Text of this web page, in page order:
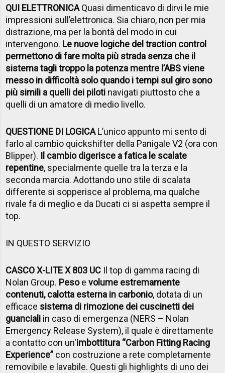
QUI ELETTRONICAQuasi dimenticavo di dirvi le mie
impressioni sull’elettronica. Sia chiaro, non per mia
distrazione, ma per la bontà del modo in cui
intervengono. Le nuove logiche del traction control
permettono di fare molta più strada senza che il
sistema tagli troppo la potenza mentre l’ABS viene
messo in difficoltà solo quando i tempi sul giro sono
più simili a quelli dei piloti navigati piuttosto che a
quelli di un amatore di medio livello.
QUESTIONE DI LOGICAL’unico appunto mi sento di
farlo al cambio quickshifter della Panigale V2 (ora con
Blipper). Il cambio digerisce a fatica le scalate
repentine, specialmente quelle tra la terza e la
seconda marcia. Adottando uno stile di scalata
differente si sopperisce al problema, ma qualche
rivale fa di meglio e da Ducati ci si aspetta sempre il
top.
IN QUESTO SERVIZIO
CASCO X-LITE X 803 UC Il top di gamma racing di
Nolan Group. Pesoevolume estremamente
contenuti,calotta esterna in carbonio, dotata di un
efficace sistema di rimozione dei cuscinetti dei
guanciali in caso di emergenza (NERS – Nolan
Emergency Release System), il quale è direttamente
a contatto con un'imbottitura “Carbon Fitting Racing
Experience” con costruzione a rete completamente
removibile e lavabile. Questi gli highlights di uno dei